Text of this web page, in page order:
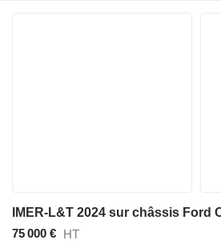
IMER-L&T 2024 sur châssis Ford
75 000 € HT